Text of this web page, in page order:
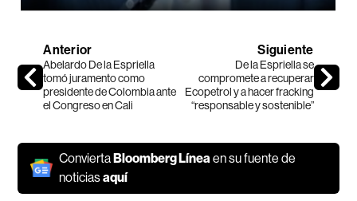
Anterior
Abelardo De la Espriella
tomó juramento como
presidente de Colombia ante
el Congreso en Cali
Siguiente
De la Espriella se
compromete a recuperar
Ecopetrol y a hacer fracking
“responsable y sostenible”
ConviertaBloomberg Línea en su fuente de
noticiasaquí